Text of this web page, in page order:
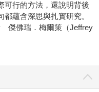
可行的方法，還說明背後
蘊含深思與扎實研究。
傑佛瑞．梅爾策（Jeffrey